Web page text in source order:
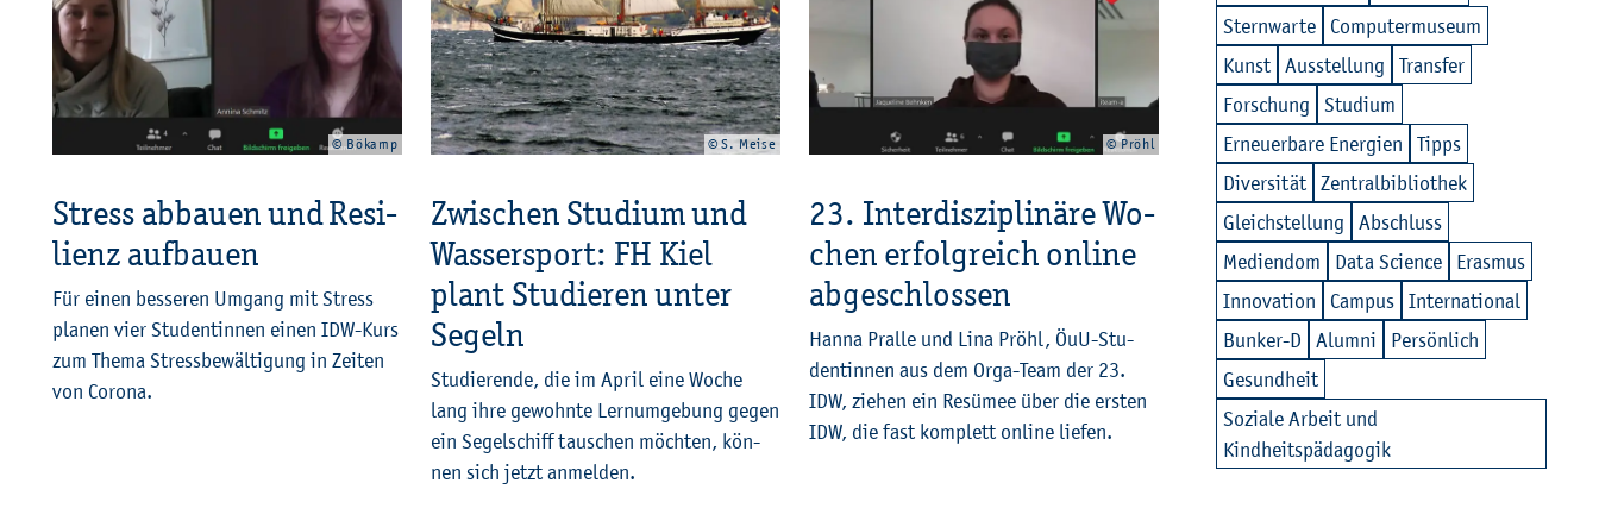
© Bö­kamp
Stress ab­bau­en und Re­si­
li­enz auf­bau­en
Für einen bes­se­ren Um­gang mit Stress
pla­nen vier Stu­den­tin­nen einen IDW-Kurs
zum Thema Stress­be­wäl­ti­gung in Zei­ten
von Co­ro­na.
© S. Meise
Zwi­schen Stu­di­um und
Was­ser­sport: FH Kiel
plant Stu­die­ren unter
Se­geln
Stu­die­ren­de, die im April eine Woche
lang ihre ge­wohn­te Lern­um­ge­bung gegen
ein Se­gel­schiff tau­schen möch­ten, kön­
nen sich jetzt an­mel­den.
© Pröhl
23. In­ter­dis­zi­pli­nä­re Wo­
chen er­folg­reich on­line
ab­ge­schlos­sen
Hanna Pral­le und Lina Pröhl, ÖuU-Stu­
den­tin­nen aus dem Orga-Team der 23.
IDW, zie­hen ein Re­sü­mee über die ers­ten
IDW, die fast kom­plett on­line lie­fen.
Stern­war­te
Com­pu­ter­mu­se­um
Kunst Aus­stel­lung
Trans­fer
For­schung
Stu­di­um
Er­neu­er­ba­re En­er­gi­en
Tipps
Di­ver­si­tät Zen­tral­bi­blio­thek
Gleich­stel­lung
Ab­schluss
Me­di­en­dom
Data Sci­ence
Eras­mus
In­no­va­ti­on
Cam­pus In­ter­na­tio­nal
Bun­ker-D
Alum­ni
Per­sön­lich
Ge­sund­heit
So­zia­le Ar­beit und
Kind­heits­päd­ago­gik